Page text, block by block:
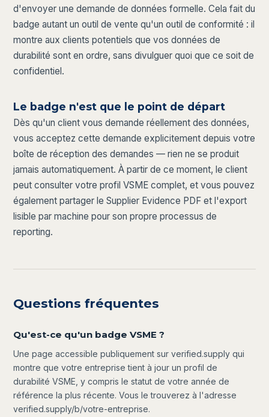
d'envoyer une demande de données formelle. Cela fait du
badge autant un outil de vente qu'un outil de conformité : il
montre aux clients potentiels que vos données de
durabilité sont en ordre, sans divulguer quoi que ce soit de
confidentiel.
Le badge n'est que le point de départ
Dès qu'un client vous demande réellement des données,
vous acceptez cette demande explicitement depuis votre
boîte de réception des demandes — rien ne se produit
jamais automatiquement. À partir de ce moment, le client
peut consulter votre profil VSME complet, et vous pouvez
également partager le Supplier Evidence PDF et l'export
lisible par machine pour son propre processus de
reporting.
Questions fréquentes
Qu'est-ce qu'un badge VSME ?
Une page accessible publiquement sur verified.supply qui
montre que votre entreprise tient à jour un profil de
durabilité VSME, y compris le statut de votre année de
référence la plus récente. Vous le trouverez à l'adresse
verified.supply/b/votre-entreprise.